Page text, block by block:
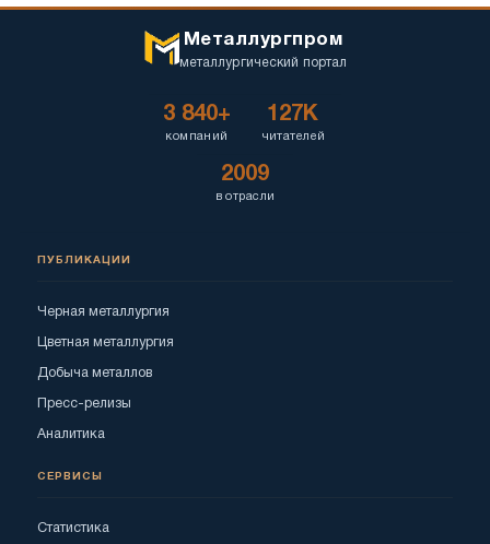
Металлургпром
металлургический портал
3 840+
компаний
127K
читателей
2009
в отрасли
ПУБЛИКАЦИИ
Черная металлургия
Цветная металлургия
Добыча металлов
Пресс-релизы
Аналитика
СЕРВИСЫ
Статистика